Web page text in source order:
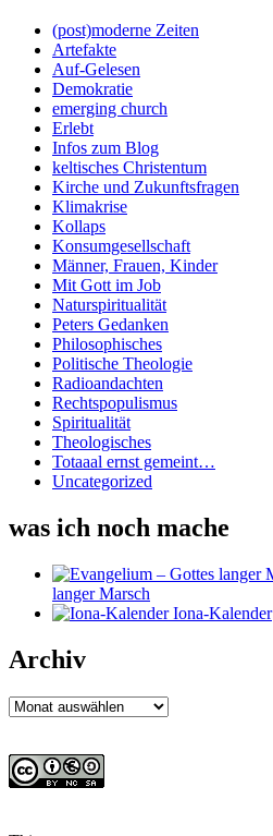
(post)moderne Zeiten
Artefakte
Auf-Gelesen
Demokratie
emerging church
Erlebt
Infos zum Blog
keltisches Christentum
Kirche und Zukunftsfragen
Klimakrise
Kollaps
Konsumgesellschaft
Männer, Frauen, Kinder
Mit Gott im Job
Naturspiritualität
Peters Gedanken
Philosophisches
Politische Theologie
Radioandachten
Rechtspopulismus
Spiritualität
Theologisches
Totaaal ernst gemeint…
Uncategorized
was ich noch mache
langer Marsch
Iona-Kalender
Archiv
Archiv